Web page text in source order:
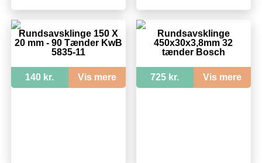
Rundsavsklinge 150 X
20 mm - 90 Tænder KwB
5835-11
140 kr. Vis mere
Rundsavsklinge
450x30x3,8mm 32
tænder Bosch
725 kr. Vis mere